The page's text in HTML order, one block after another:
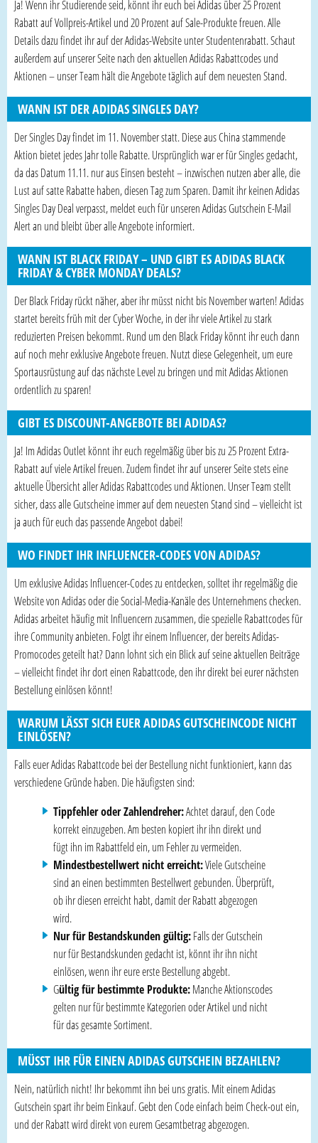
Ja! Wenn ihr Studierende seid, könnt ihr euch bei Adidas über 25 Prozent
Rabatt auf Vollpreis-Artikel und 20 Prozent auf Sale-Produkte freuen. Alle
Details dazu findet ihr auf der Adidas-Website unter Studentenrabatt. Schaut
außerdem auf unserer Seite nach den aktuellen Adidas Rabattcodes und
Aktionen – unser Team hält die Angebote täglich auf dem neuesten Stand.
WANN IST DER ADIDAS SINGLES DAY?
Der Singles Day findet im 11. November statt. Diese aus China stammende
Aktion bietet jedes Jahr tolle Rabatte. Ursprünglich war er für Singles gedacht,
da das Datum 11.11. nur aus Einsen besteht – inzwischen nutzen aber alle, die
Lust auf satte Rabatte haben, diesen Tag zum Sparen. Damit ihr keinen Adidas
Singles Day Deal verpasst, meldet euch für unseren Adidas Gutschein E-Mail
Alert an und bleibt über alle Angebote informiert.
WANN IST BLACK FRIDAY – UND GIBT ES ADIDAS BLACK
FRIDAY & CYBER MONDAY DEALS?
Der Black Friday rückt näher, aber ihr müsst nicht bis November warten! Adidas
startet bereits früh mit der Cyber Woche, in der ihr viele Artikel zu stark
reduzierten Preisen bekommt. Rund um den Black Friday könnt ihr euch dann
auf noch mehr exklusive Angebote freuen. Nutzt diese Gelegenheit, um eure
Sportausrüstung auf das nächste Level zu bringen und mit Adidas Aktionen
ordentlich zu sparen!
GIBT ES DISCOUNT-ANGEBOTE BEI ADIDAS?
Ja! Im Adidas Outlet könnt ihr euch regelmäßig über bis zu 25 Prozent Extra-
Rabatt auf viele Artikel freuen. Zudem findet ihr auf unserer Seite stets eine
aktuelle Übersicht aller Adidas Rabattcodes und Aktionen. Unser Team stellt
sicher, dass alle Gutscheine immer auf dem neuesten Stand sind – vielleicht ist
ja auch für euch das passende Angebot dabei!
WO FINDET IHR INFLUENCER-CODES VON ADIDAS?
Um exklusive Adidas Influencer-Codes zu entdecken, solltet ihr regelmäßig die
Website von Adidas oder die Social-Media-Kanäle des Unternehmens checken.
Adidas arbeitet häufig mit Influencern zusammen, die spezielle Rabattcodes für
ihre Community anbieten. Folgt ihr einem Influencer, der bereits Adidas-
Promocodes geteilt hat? Dann lohnt sich ein Blick auf seine aktuellen Beiträge
– vielleicht findet ihr dort einen Rabattcode, den ihr direkt bei eurer nächsten
Bestellung einlösen könnt!
WARUM LÄSST SICH EUER ADIDAS GUTSCHEINCODE NICHT
EINLÖSEN?
Falls euer Adidas Rabattcode bei der Bestellung nicht funktioniert, kann das
verschiedene Gründe haben. Die häufigsten sind:
Tippfehler oder Zahlendreher:Achtet darauf, den Code
korrekt einzugeben. Am besten kopiert ihr ihn direkt und
fügt ihn im Rabattfeld ein, um Fehler zu vermeiden.
Mindestbestellwert nicht erreicht:Viele Gutscheine
sind an einen bestimmten Bestellwert gebunden. Überprüft,
ob ihr diesen erreicht habt, damit der Rabatt abgezogen
wird.
Nur für Bestandskunden gültig:Falls der Gutschein
nur für Bestandskunden gedacht ist, könnt ihr ihn nicht
einlösen, wenn ihr eure erste Bestellung abgebt.
Gültig für bestimmte Produkte:Manche Aktionscodes
gelten nur für bestimmte Kategorien oder Artikel und nicht
für das gesamte Sortiment.
MÜSST IHR FÜR EINEN ADIDAS GUTSCHEIN BEZAHLEN?
Nein, natürlich nicht! Ihr bekommt ihn bei uns gratis. Mit einem Adidas
Gutschein spart ihr beim Einkauf. Gebt den Code einfach beim Check-out ein,
und der Rabatt wird direkt von eurem Gesamtbetrag abgezogen.